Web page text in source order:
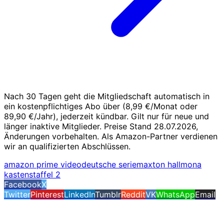
Nach 30 Tagen geht die Mitgliedschaft automatisch in
ein kostenpflichtiges Abo über (8,99 €/Monat oder
89,90 €/Jahr), jederzeit kündbar. Gilt nur für neue und
länger inaktive Mitglieder. Preise Stand 28.07.2026,
Änderungen vorbehalten. Als Amazon-Partner verdienen
wir an qualifizierten Abschlüssen.
amazon prime videodeutsche seriemaxton hallmona
kastenstaffel 2
FacebookX
TwitterPinterestLinkedInTumblrRedditVKWhatsAppEmail